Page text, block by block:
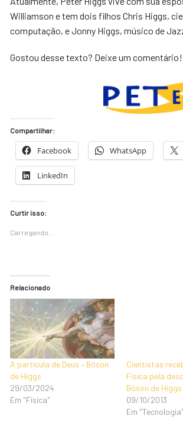
Williamson e tem dois filhos Chris Higgs,
computação, e Jonny Higgs, músico de
Gostou desse texto? Deixe um comentário!
Compartilhar:
Facebook WhatsApp
LinkedIn
Curtir isso:
Carregando...
Relacionado
A partícula de Deus – Bóson
de Higgs
29/03/2024
Em "Física"
Cientistas
Física pela
Bóson de Higgs
09/10/2013
Em "Tecnologia"